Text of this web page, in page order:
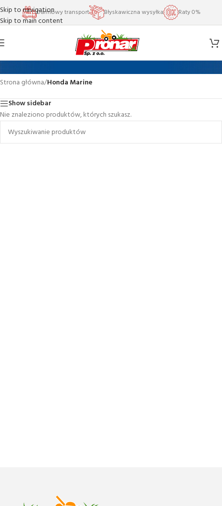
Skip to navigation
Skip to main content
Darmowy transport Błyskawiczna wysyłka Raty 0%
Honda Marine
Strona główna/Honda Marine
Show sidebar
Nie znaleziono produktów, których szukasz.